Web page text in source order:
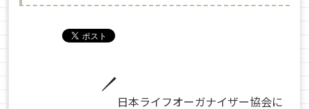
日本ライフオーガナイザー協会に